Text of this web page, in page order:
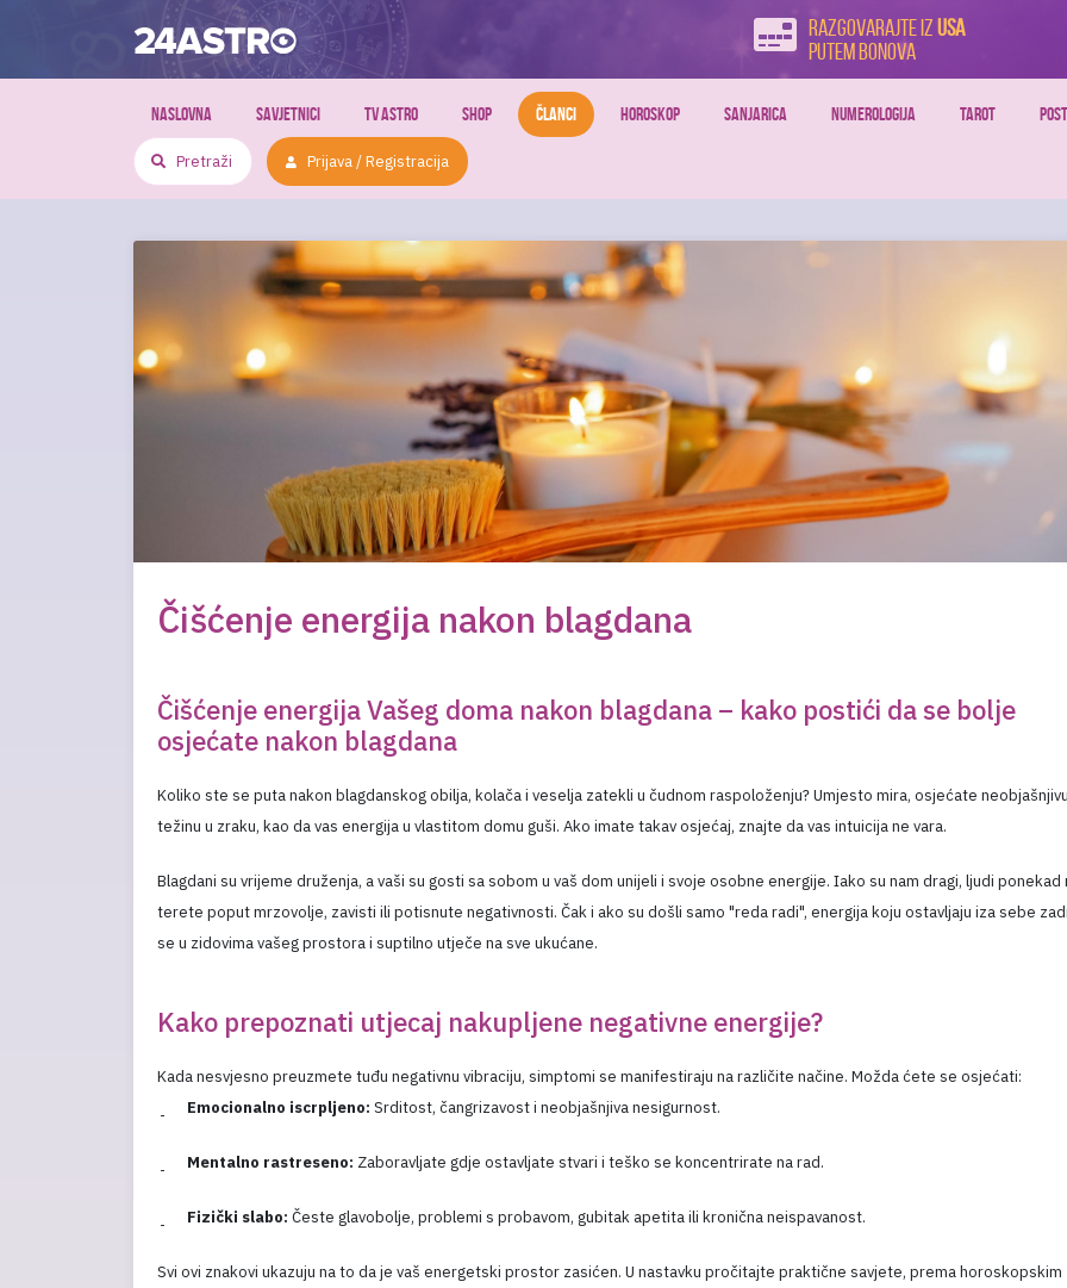
Razgovarajte izUSA
putem bonova
NASLOVNA SAVJETNICI TV ASTRO SHOP ČLANCI HOROSKOP SANJARICA NUMEROLOGIJA TAROT
Prijava / Registracija
Čišćenje energija nakon blagdana
Čišćenje energija Vašeg doma nakon blagdana – kako postići da se bolje
osjećate nakon blagdana
Koliko ste se puta nakon blagdanskog obilja, kolača i veselja zatekli u čudnom raspoloženju? Umjesto mira, osjećate
težinu u zraku, kao da vas energija u vlastitom domu guši. Ako imate takav osjećaj, znajte da vas intuicija ne vara.
Blagdani su vrijeme druženja, a vaši su gosti sa sobom u vaš dom unijeli i svoje osobne energije. Iako su nam dragi, ljudi ponekad
terete poput mrzovolje, zavisti ili potisnute negativnosti. Čak i ako su došli samo "reda radi", energija koju ostavljaju iza sebe
se u zidovima vašeg prostora i suptilno utječe na sve ukućane.
Kako prepoznati utjecaj nakupljene negativne energije?
Kada nesvjesno preuzmete tuđu negativnu vibraciju, simptomi se manifestiraju na različite načine. Možda ćete se osjećati:
Emocionalno iscrpljeno: Srditost, čangrizavost i neobjašnjiva nesigurnost.
Mentalno rastreseno: Zaboravljate gdje ostavljate stvari i teško se koncentrirate na rad.
Fizički slabo: Česte glavobolje, problemi s probavom, gubitak apetita ili kronična neispavanost.
Svi ovi znakovi ukazuju na to da je vaš energetski prostor zasićen. U nastavku pročitajte praktične savjete, prema horoskopskim